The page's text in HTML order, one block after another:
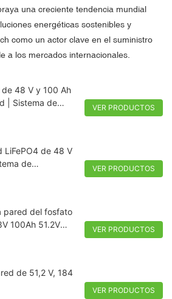
una creciente tendencia mundial
energéticas sostenibles y
como un actor clave en el suministro
a los mercados internacionales.
de 48 V y 100 Ah
| Sistema de
VER PRODUCTOS
LiFePO4 de 48 V
de
VER PRODUCTOS
pared del fosfato
100Ah 51.2V
VER PRODUCTOS
de 51,2 V, 184
VER PRODUCTOS